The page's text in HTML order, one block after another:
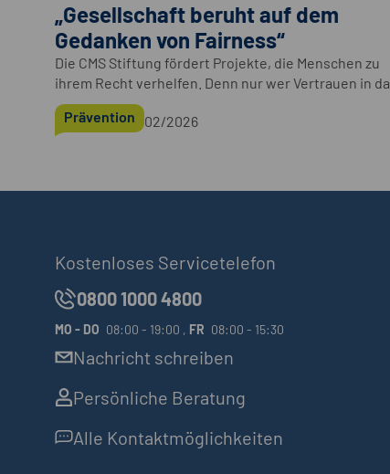
„Gesellschaft beruht auf dem
Gedanken von Fairness“
Die CMS Stiftung fördert Projekte, die Menschen zu
ihrem Recht verhelfen. Denn nur wer Vertrauen in das
Rechtssystem hat, vertraut auch der Gemeinschaft.
Prävention 02/2026
Kostenloses Servicetelefon
0800 1000 4800
MO - DO 08:00 - 19:00 , FR 08:00 - 15:30
Nachricht schreiben
Persönliche Beratung
Alle Kontaktmöglichkeiten